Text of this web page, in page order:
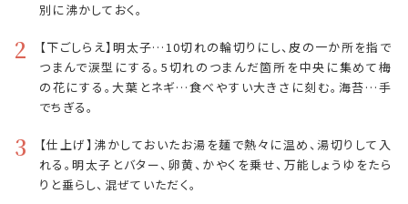
別に沸かしておく。
2
【下ごしらえ】明太子…10切れの輪切りにし、皮の一か所を指で
つまんで涙型にする。5切れのつまんだ箇所を中央に集めて梅
の花にする。大葉とネギ…食べやすい大きさに刻む。海苔…手
でちぎる。
3
【仕上げ】沸かしておいたお湯を麺で熱々に温め、湯切りして入
れる。明太子とバター、卵黄、かやくを乗せ、万能しょうゆをたら
りと垂らし、混ぜていただく。